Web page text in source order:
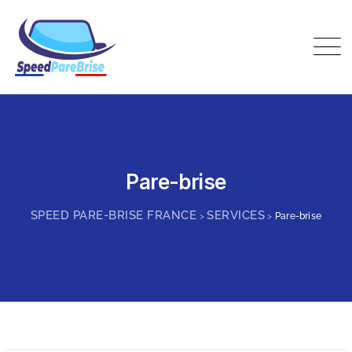
content
Speed Pare-Brise France
Pare-brise
SPEED PARE-BRISE FRANCE >SERVICES > Pare-brise